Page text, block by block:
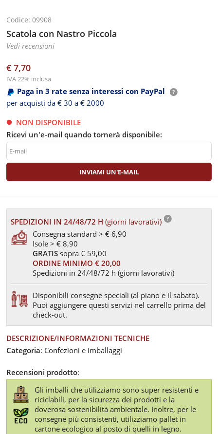
Codice: 09908
Scatola con Nastro Piccola
Vedi recensioni
€ 7,70
IVA 22% inclusa
Paga in 3 rate senza interessi con PayPal
per acquisti da € 30 a € 2000
NON DISPONIBILE
Ricevi un'e-mail quando tornerà disponibile:
SPEDIZIONI IN 24/48/72 H(giorni lavorativi)
Consegna standard > € 6,90
Isole > € 8,90
GRATIS sopra € 59,00
ORDINE MINIMO € 20,00
Spedizioni in 24/48/72 h (giorni lavorativi)
Disponibili consegne speciali (al piano e il sabato).
Puoi aggiungere questi servizi nel carrello prima del
check-out.
DESCRIZIONE/INFORMAZIONI TECNICHE
Categoria: Confezioni e imballaggi
Recensioni prodotto:
Gli imballi che utilizziamo sono super resistenti e
riciclabili, per la sicurezza dei prodotti e la
doverosa sostenibilità ambientale. Inoltre, per le
consegne più consistenti, utilizziamo pallet in
cartone ecologico al posto di quelli in legno.